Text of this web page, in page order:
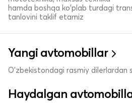
hamda boshqa ko'plab turdagi
tanlovini taklif etamiz
Yangi avtomobillar
O'zbekistondagi rasmiy dilerlardan
Haydalgan